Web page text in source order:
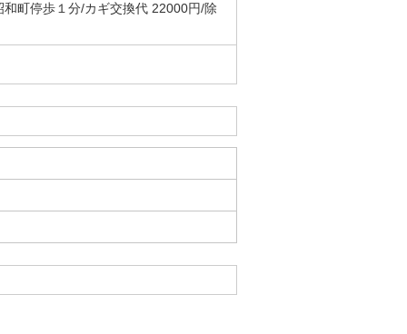
町停歩１分/カギ交換代 22000円/除